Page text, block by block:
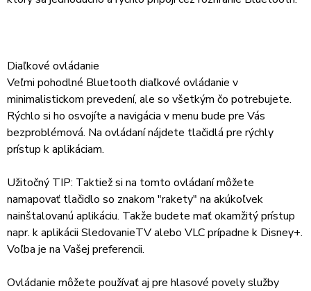
Diaľkové ovládanie
Veľmi pohodlné Bluetooth diaľkové ovládanie v
minimalistickom prevedení, ale so všetkým čo potrebujete.
Rýchlo si ho osvojíte a navigácia v menu bude pre Vás
bezproblémová. Na ovládaní nájdete tlačidlá pre rýchly
prístup k aplikáciam.
Užitočný TIP: Taktiež si na tomto ovládaní môžete
namapovať tlačidlo so znakom "rakety" na akúkoľvek
nainštalovanú aplikáciu. Takže budete mať okamžitý prístup
napr. k aplikácii SledovanieTV alebo VLC prípadne k Disney+.
Voľba je na Vašej preferencii.
Ovládanie môžete používať aj pre hlasové povely služby